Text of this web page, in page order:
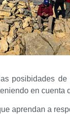
posibidades de
en cuenta
aprendan a